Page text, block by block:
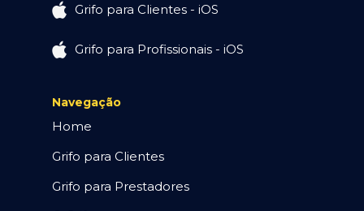
Grifo para Clientes - iOS
Grifo para Profissionais - iOS
Navegação
Home
Grifo para Clientes
Grifo para Prestadores